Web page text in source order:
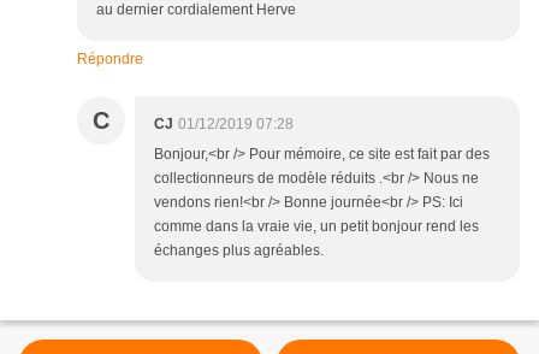
au dernier cordialement Herve
Répondre
C CJ 01/12/2019 07:28
Bonjour,<br /> Pour mémoire, ce site est fait par des
collectionneurs de modèle réduits .<br /> Nous ne
vendons rien!<br /> Bonne journée<br /> PS: Ici
comme dans la vraie vie, un petit bonjour rend les
échanges plus agréables.